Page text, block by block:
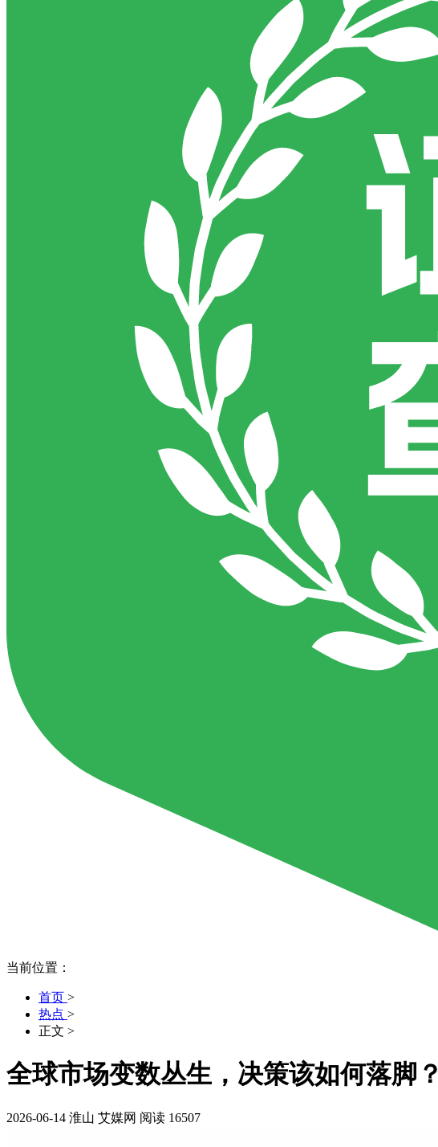
当前位置：
首页 >
热点 >
正文 >
全球市场变数丛生，决策该如何落脚
2026-06-14 淮山 艾媒网 阅读 16507